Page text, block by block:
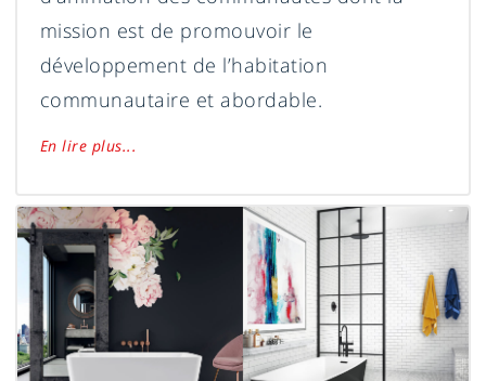
mission est de promouvoir le
développement de l’habitation
communautaire et abordable.
En lire plus...